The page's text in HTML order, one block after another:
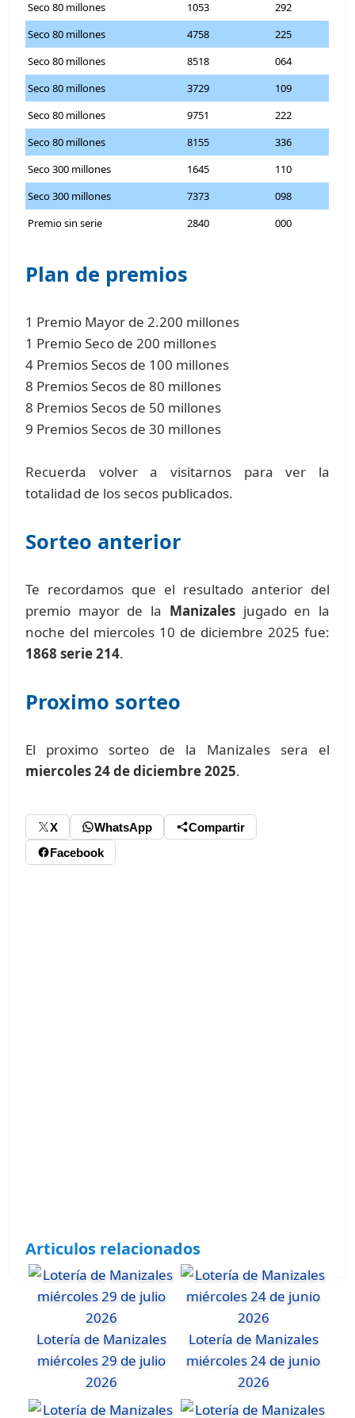
Seco 80 millones 1053
292
Seco 80 millones
4758
225
Seco 80 millones
8518
064
Seco 80 millones
3729
109
Seco 80 millones
9751
222
Seco 80 millones
8155
336
Seco 300 millones
1645
110
Seco 300 millones
7373
098
Premio sin serie
2840 000
Plan de premios
1 Premio Mayor de 2.200 millones
1 Premio Seco de 200 millones
4 Premios Secos de 100 millones
8 Premios Secos de 80 millones
8 Premios Secos de 50 millones
9 Premios Secos de 30 millones
Recuerda volver a visitarnos para ver la
totalidad de los secos publicados.
Sorteo anterior
Te recordamos que el resultado anterior del
premio mayor de la Manizalesjugado en la
noche del miercoles 10 de diciembre 2025 fue:
1868 serie 214.
Proximo sorteo
El proximo sorteo de la Manizales sera el
miercoles 24 de diciembre 2025.
X WhatsApp
Compartir
Facebook
Articulos relacionados
Lotería de Manizales
miércoles 29 de julio
2026
Lotería de Manizales
miércoles 24 de junio
2026